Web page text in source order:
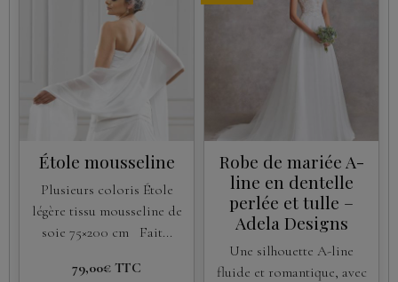
Étole mousseline
Plusieurs coloris Étole
légère tissu mousseline de
soie 75×200 cm Fait...
79,00€ TTC
Robe de mariée A-
line en dentelle
perlée et tulle –
Adela Designs
Une silhouette A-line
fluide et romantique, avec